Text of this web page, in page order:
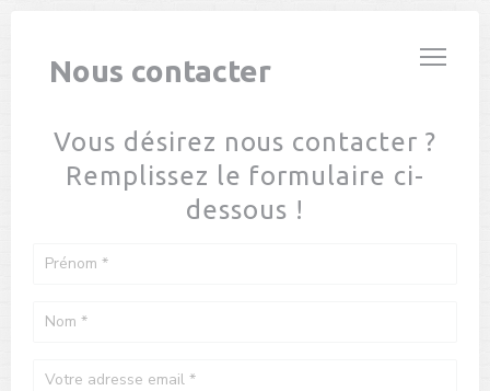
LE PARIS PLAGE
Nous contacter
Vous désirez nous contacter ?
Remplissez le formulaire ci-
dessous !